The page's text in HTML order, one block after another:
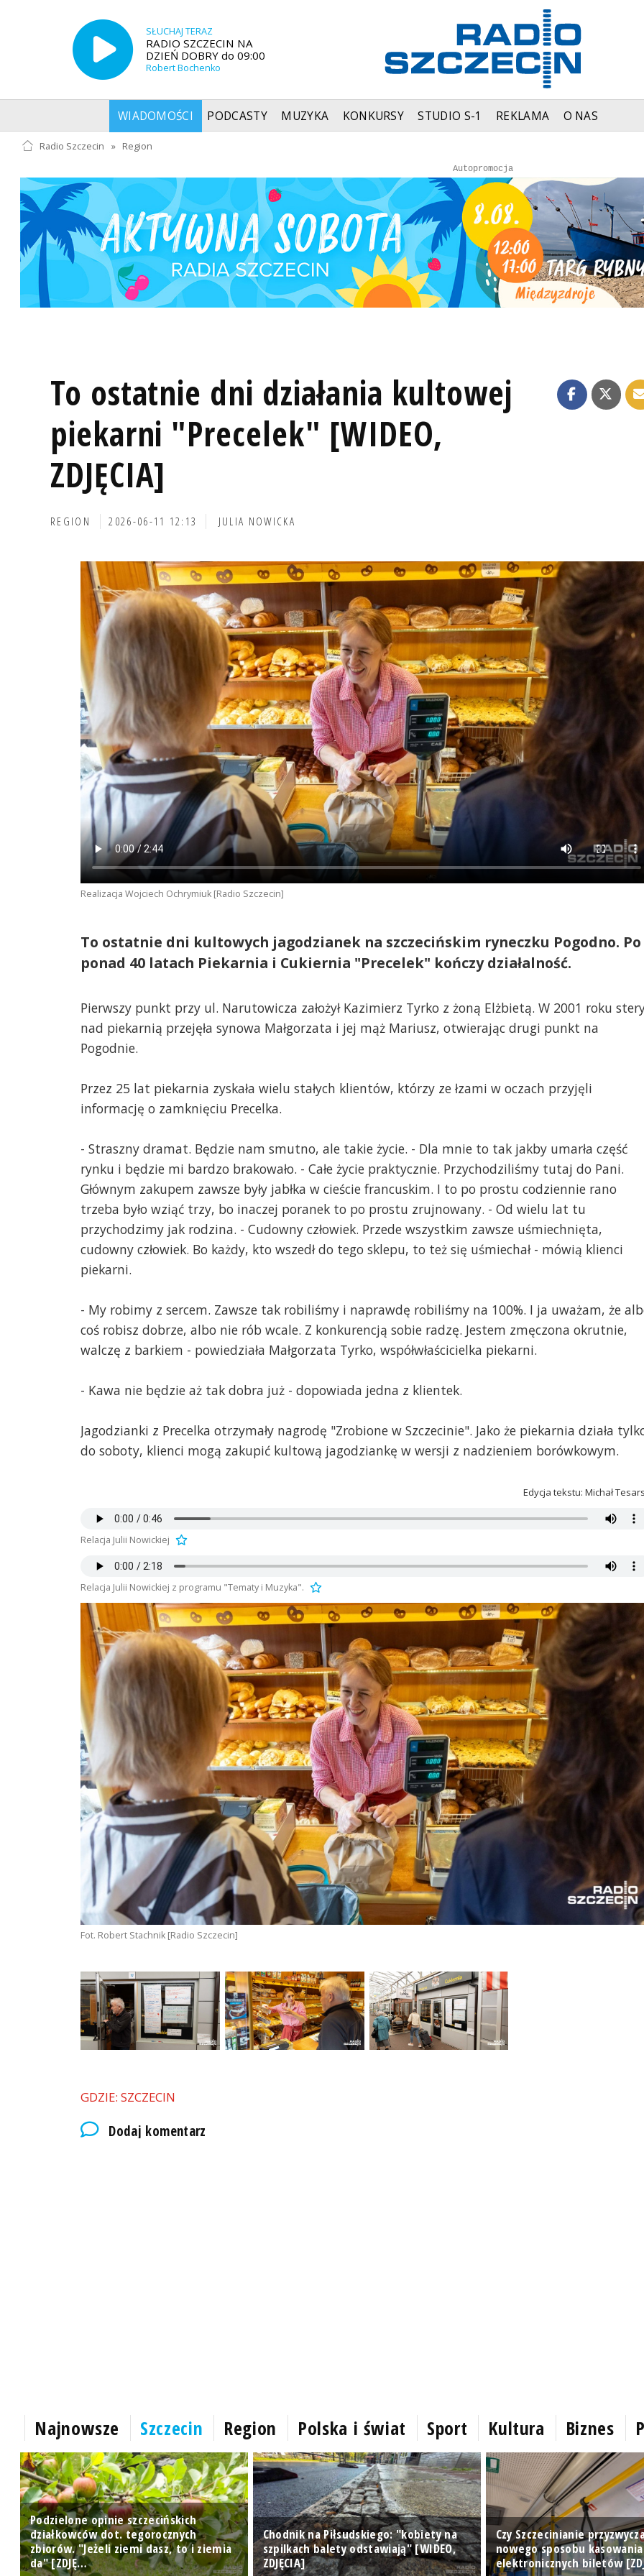
SŁUCHAJ TERAZ
RADIO SZCZECIN NA
DZIEŃ DOBRY do 09:00
Robert Bochenko
WIADOMOŚCI PODCASTY MUZYKA KONKURSY STUDIO S-1 REKLAMA O NAS
Radio Szczecin » Region
Autopromocja
Autopromocja
To ostatnie dni działania kultowej
piekarni "Precelek" [WIDEO,
ZDJĘCIA]
REGION 2026-06-11 12:13 JULIA NOWICKA
Realizacja Wojciech Ochrymiuk [Radio Szczecin]
To ostatnie dni kultowych jagodzianek na szczecińskim ryneczku Pogodno. Po
ponad 40 latach Piekarnia i Cukiernia "Precelek" kończy działalność.
Pierwszy punkt przy ul. Narutowicza założył Kazimierz Tyrko z żoną Elżbietą. W 2001 roku
nad piekarnią przejęła synowa Małgorzata i jej mąż Mariusz, otwierając drugi punkt na
Pogodnie.
Przez 25 lat piekarnia zyskała wielu stałych klientów, którzy ze łzami w oczach przyjęli
informację o zamknięciu Precelka.
- Straszny dramat. Będzie nam smutno, ale takie życie. - Dla mnie to tak jakby umarła część
rynku i będzie mi bardzo brakowało. - Całe życie praktycznie. Przychodziliśmy tutaj do Pani.
Głównym zakupem zawsze były jabłka w cieście francuskim. I to po prostu codziennie rano
trzeba było wziąć trzy, bo inaczej poranek to po prostu zrujnowany. - Od wielu lat tu
przychodzimy jak rodzina. - Cudowny człowiek. Przede wszystkim zawsze uśmiechnięta,
cudowny człowiek. Bo każdy, kto wszedł do tego sklepu, to też się uśmiechał - mówią klienci
piekarni.
- My robimy z sercem. Zawsze tak robiliśmy i naprawdę robiliśmy na 100%. I ja uważam, że
coś robisz dobrze, albo nie rób wcale. Z konkurencją sobie radzę. Jestem zmęczona okrutnie,
walczę z barkiem - powiedziała Małgorzata Tyrko, współwłaścicielka piekarni.
- Kawa nie będzie aż tak dobra już - dopowiada jedna z klientek.
Jagodzianki z Precelka otrzymały nagrodę "Zrobione w Szczecinie". Jako że piekarnia działa
do soboty, klienci mogą zakupić kultową jagodziankę w wersji z nadzieniem borówkowym.
Edycja tekstu: Michał
Relacja Julii Nowickiej
Relacja Julii Nowickiej z programu "Tematy i Muzyka".
Fot. Robert Stachnik [Radio Szczecin]
GDZIE: SZCZECIN
Dodaj komentarz
Najnowsze Szczecin Region Polska i świat Sport Kultura Biznes
Podzielone opinie szczecińskich
działkowców dot. tegorocznych
zbiorów. "Jeżeli ziemi dasz, to i ziemia
da" [ZDJĘ…
Chodnik na Piłsudskiego: "kobiety na
szpilkach balety odstawiają" [WIDEO,
ZDJĘCIA]
Czy Szczecinianie
nowego sposobu kasowania
elektronicznych biletów